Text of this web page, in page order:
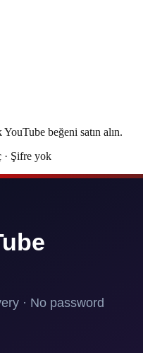
beğeni satın alın.
· Şifre yok